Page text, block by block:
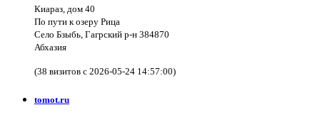
Киараз, дом 40
По пути к озеру Рица
Село Бзыбь, Гагрский р-н 384870
Абхазия
(38 визитов с 2026-05-24 14:57:00)
tomot.ru